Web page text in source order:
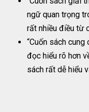
ngữ quan trọng
rất nhiều điều từ
“Cuốn sách
đọc hiểu rõ hơn
sách rất dễ hiểu